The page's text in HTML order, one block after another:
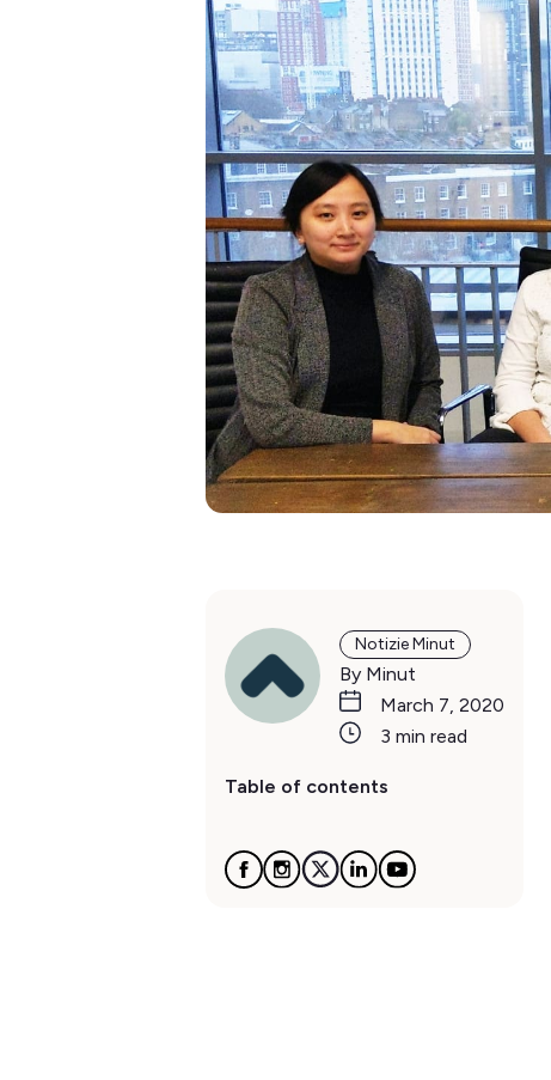
Notizie Minut
By Minut
March 7, 2020
3 min read
Table of contents